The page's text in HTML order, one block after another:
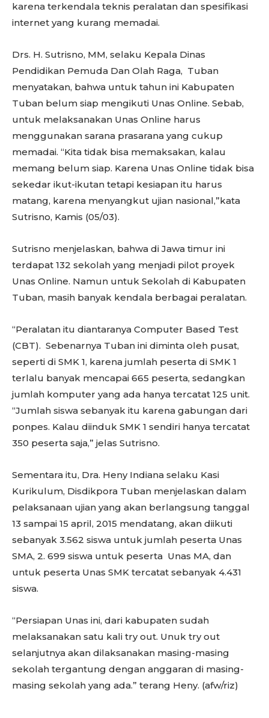
karena terkendala teknis peralatan dan spesifikasi
internet yang kurang memadai.
Drs. H. Sutrisno, MM, selaku Kepala Dinas
Pendidikan Pemuda Dan Olah Raga, Tuban
menyatakan, bahwa untuk tahun ini Kabupaten
Tuban belum siap mengikuti Unas Online. Sebab,
untuk melaksanakan Unas Online harus
menggunakan sarana prasarana yang cukup
memadai. “Kita tidak bisa memaksakan, kalau
memang belum siap. Karena Unas Online tidak bisa
sekedar ikut-ikutan tetapi kesiapan itu harus
matang, karena menyangkut ujian nasional,”kata
Sutrisno, Kamis (05/03).
Sutrisno menjelaskan, bahwa di Jawa timur ini
terdapat 132 sekolah yang menjadi pilot proyek
Unas Online. Namun untuk Sekolah di Kabupaten
Tuban, masih banyak kendala berbagai peralatan.
“Peralatan itu diantaranya Computer Based Test
(CBT). Sebenarnya Tuban ini diminta oleh pusat,
seperti di SMK 1, karena jumlah peserta di SMK 1
terlalu banyak mencapai 665 peserta, sedangkan
jumlah komputer yang ada hanya tercatat 125 unit.
“Jumlah siswa sebanyak itu karena gabungan dari
ponpes. Kalau diinduk SMK 1 sendiri hanya tercatat
350 peserta saja,” jelas Sutrisno.
Sementara itu, Dra. Heny Indiana selaku Kasi
Kurikulum, Disdikpora Tuban menjelaskan dalam
pelaksanaan ujian yang akan berlangsung tanggal
13 sampai 15 april, 2015 mendatang, akan diikuti
sebanyak 3.562 siswa untuk jumlah peserta Unas
SMA, 2. 699 siswa untuk peserta Unas MA, dan
untuk peserta Unas SMK tercatat sebanyak 4.431
siswa.
“Persiapan Unas ini, dari kabupaten sudah
melaksanakan satu kali try out. Unuk try out
selanjutnya akan dilaksanakan masing-masing
sekolah tergantung dengan anggaran di masing-
masing sekolah yang ada.” terang Heny. (afw/riz)